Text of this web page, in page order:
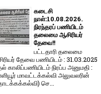
கடைசி
நாள்:10.08.2026.
நிரந்தரப் பணியிடம்
தலைமை ஆசிரியர்
தேவை!!
பட்டதாரி தலைமை
தேவை பணியிடம் : 31.03.2025
காலிப்பணியிடம் நிரப்ப அனுமதி :
மாவட்டக்கல்வி அலுவலரின்
செ...